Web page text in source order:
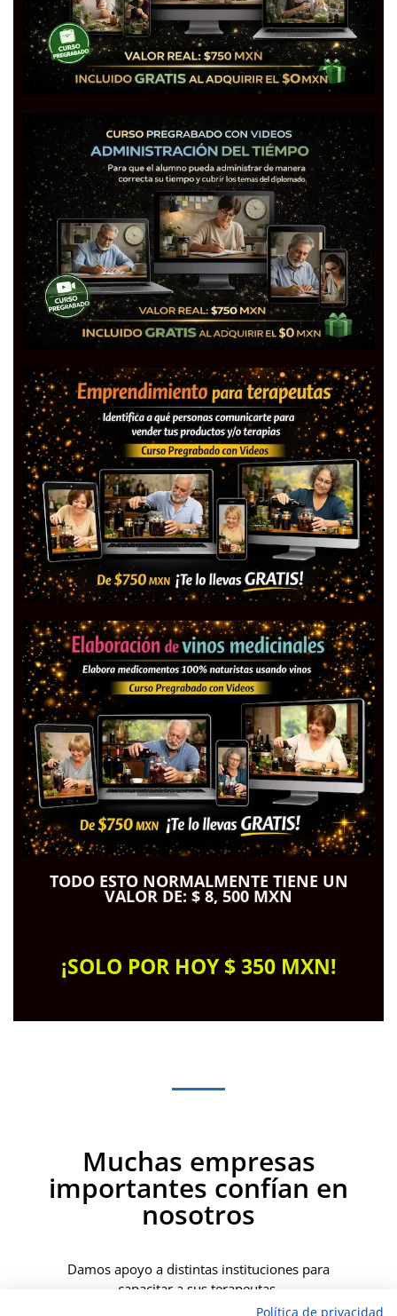
TODO ESTO NORMALMENTE TIENE UN
VALOR DE: $ 8, 500 MXN
¡SOLO POR HOY $ 350 MXN!
Muchas empresas
importantes confían en
nosotros
Damos apoyo a distintas instituciones para
capacitar a sus terapeutas.
Política de privacidad